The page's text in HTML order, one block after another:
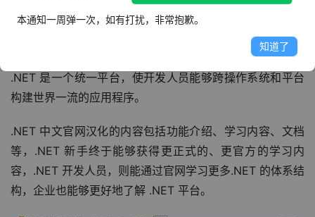
.NET 是一个统一平台，使开发人员能够跨操作系统和平台
构建世界一流的应用程序。
.NET 中文官网汉化的内容包括功能介绍、学习内容、文档
等 ，.NET 新手终于能够获得更正式的、更官方的学习内
容，.NET 开发⼈员，则能通过官网学习更多.NET 的体系结
构，企业也能够更好地了解 .NET 平台。
本通知一周弹一次，如有打扰，非常抱歉。
知道了